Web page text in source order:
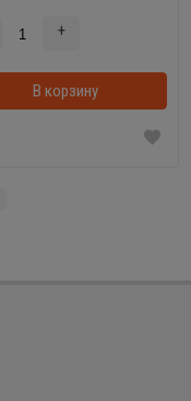
В корзинке
+
В корзину